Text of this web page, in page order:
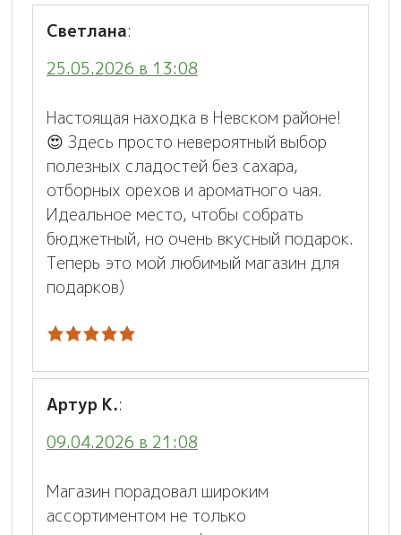
Светлана:
25.05.2026 в 13:08
Настоящая находка в Невском районе!
😍 Здесь просто невероятный выбор
полезных сладостей без сахара,
отборных орехов и ароматного чая.
Идеальное место, чтобы собрать
бюджетный, но очень вкусный подарок.
Теперь это мой любимый магазин для
подарков)
Артур К.:
09.04.2026 в 21:08
Магазин порадовал широким
ассортиментом не только